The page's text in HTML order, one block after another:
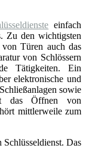
einfach
Zu den wichtigsten
Türen auch das
von Schlössern
Tätigkeiten. Ein
elektronische und
sowie
das Öffnen von
mittlerweile zum
Das